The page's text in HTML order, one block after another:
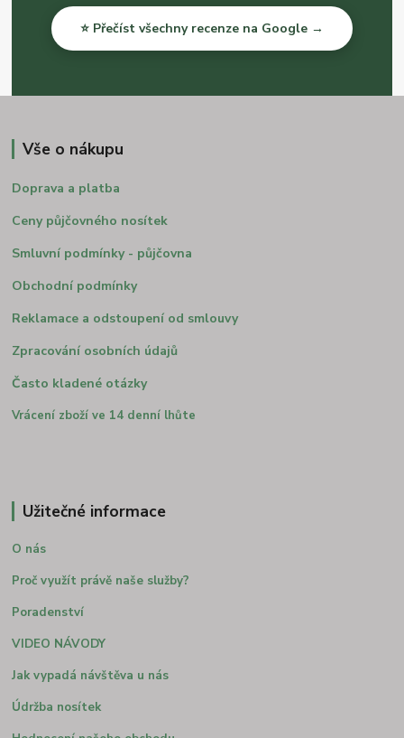
⭐ Přečíst všechny recenze na Google →
Vše o nákupu
Doprava a platba
Ceny půjčovného nosítek
Smluvní podmínky - půjčovna
Obchodní podmínky
Reklamace a odstoupení od smlouvy
Zpracování osobních údajů
Často kladené otázky
Vrácení zboží ve 14 denní lhůte
Užitečné informace
O nás
Proč využít právě naše služby?
Poradenství
VIDEO NÁVODY
Jak vypadá návštěva u nás
Údržba nosítek